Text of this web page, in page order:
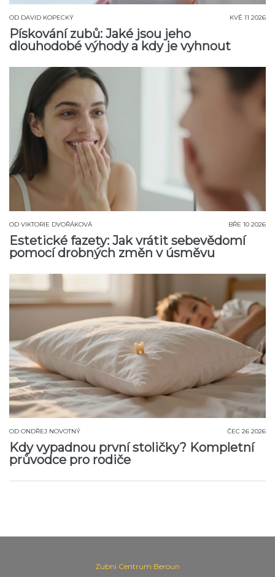
OD DAVID KOPECKÝ KVĚ 11 2026
Pískování zubů: Jaké jsou jeho
dlouhodobé výhody a kdy je vyhnout
OD VIKTORIE DVOŘÁKOVÁ BŘE 10 2026
Estetické fazety: Jak vrátit sebevědomí
pomocí drobných změn v úsměvu
OD ONDŘEJ NOVOTNÝ ČEC 26 2026
Kdy vypadnou první stoličky? Kompletní
průvodce pro rodiče
Zubní Centrum Beroun